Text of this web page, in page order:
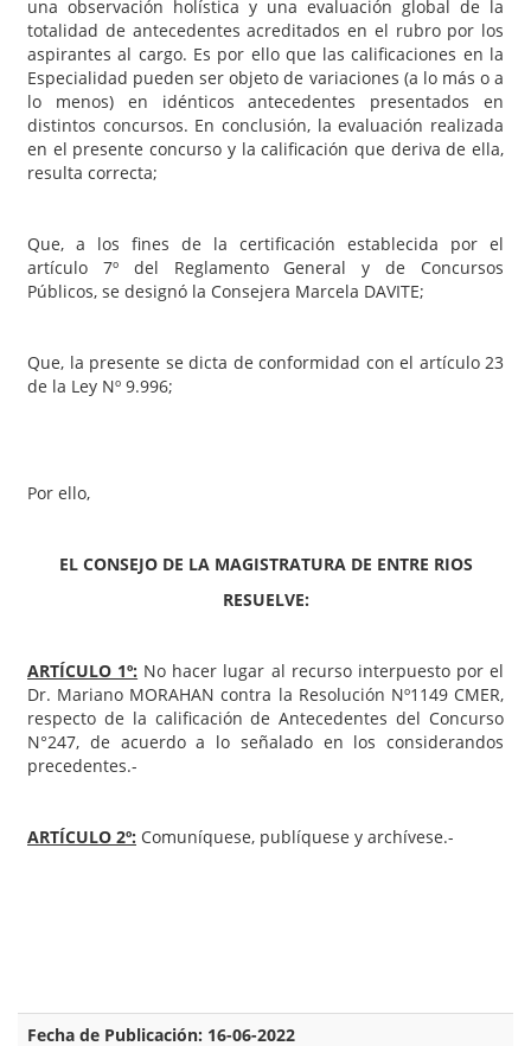
una observación holística y una evaluación global de la
totalidad de antecedentes acreditados en el rubro por los
aspirantes al cargo. Es por ello que las calificaciones en la
Especialidad pueden ser objeto de variaciones (a lo más o a
lo menos) en idénticos antecedentes presentados en
distintos concursos. En conclusión, la evaluación realizada
en el presente concurso y la calificación que deriva de ella,
resulta correcta;
Que, a los fines de la certificación establecida por el
artículo 7º del Reglamento General y de Concursos
Públicos, se designó la Consejera Marcela DAVITE;
Que, la presente se dicta de conformidad con el artículo 23
de la Ley Nº 9.996;
Por ello,
EL CONSEJO DE LA MAGISTRATURA DE ENTRE RIOS
RESUELVE:
ARTÍCULO 1º: No hacer lugar al recurso interpuesto por el
Dr. Mariano MORAHAN contra la Resolución Nº1149 CMER,
respecto de la calificación de Antecedentes del Concurso
N°247, de acuerdo a lo señalado en los considerandos
precedentes.-
ARTÍCULO 2º: Comuníquese, publíquese y archívese.-
Fecha de Publicación: 16-06-2022